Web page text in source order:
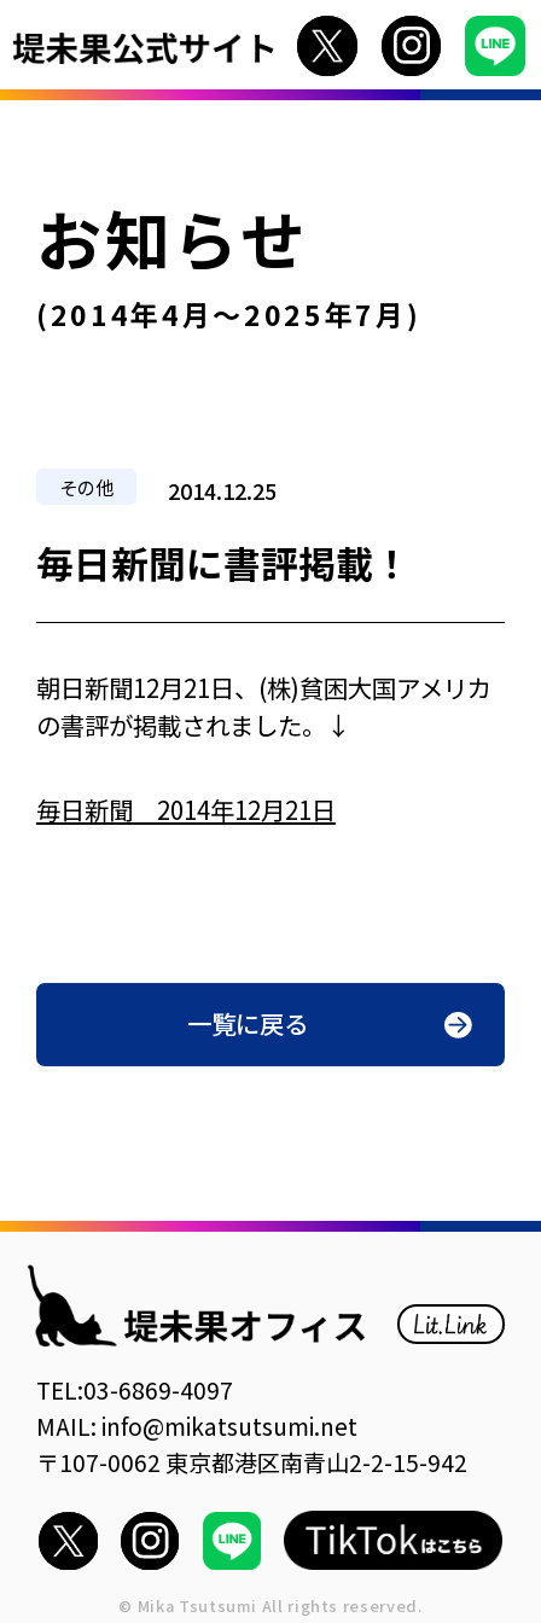
お知らせ
(2014年4月〜2025年7月)
その他 2014.12.25
毎日新聞に書評掲載！
朝日新聞12月21日、(株)貧困大国アメリカ
の書評が掲載されました。↓
毎日新聞 2014年12月21日
一覧に戻る
TEL:03-6869-4097
MAIL: info@mikatsutsumi.net
〒107-0062 東京都港区南青山2-2-15-942
© Mika Tsutsumi All rights reserved.